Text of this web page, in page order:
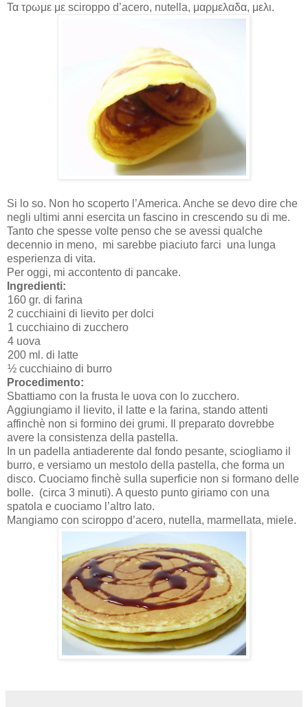
Τα τρωμε με sciroppo d’acero, nutella, μαρμελαδα, μελι.
Si lo so. Non ho scoperto l’America. Anche se devo dire che
negli ultimi anni esercita un fascino in crescendo su di me.
Tanto che spesse volte penso che se avessi qualche
decennio in meno, mi sarebbe piaciuto farci una lunga
esperienza di vita.
Per oggi, mi accontento di pancake.
Ingredienti:
160 gr. di farina
2 cucchiaini di lievito per dolci
1 cucchiaino di zucchero
4 uova
200 ml. di latte
½ cucchiaino di burro
Procedimento:
Sbattiamo con la frusta le uova con lo zucchero.
Aggiungiamo il lievito, il latte e la farina, stando attenti
affinchè non si formino dei grumi. Il preparato dovrebbe
avere la consistenza della pastella.
In un padella antiaderente dal fondo pesante, sciogliamo il
burro, e versiamo un mestolo della pastella, che forma un
disco. Cuociamo finchè sulla superficie non si formano delle
bolle. (circa 3 minuti). A questo punto giriamo con una
spatola e cuociamo l’altro lato.
Mangiamo con sciroppo d’acero, nutella, marmellata, miele.